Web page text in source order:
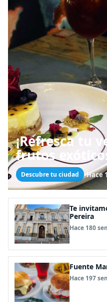
¡Refresca tu
frutos
Descubre tu ciudad •Hace
Te
Pereira
Hace 180
Fuente
Hace 197